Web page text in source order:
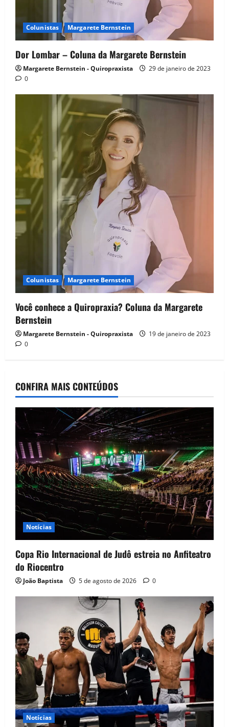
Colunistas Margarete Bernstein
Dor Lombar – Coluna da Margarete Bernstein
Margarete Bernstein - Quiropraxista
29 de janeiro de 2023
0
Colunistas Margarete Bernstein
Você conhece a Quiropraxia? Coluna da Margarete
Bernstein
Margarete Bernstein - Quiropraxista
19 de janeiro de 2023
0
CONFIRA MAIS CONTEÚDOS
Notícias
Copa Rio Internacional de Judô estreia no Anfiteatro
do Riocentro
João Baptista 5 de agosto de 2026 0
Notícias